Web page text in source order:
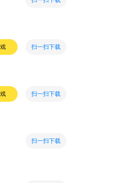
扫一扫下载
扫一扫下载
扫一扫下载